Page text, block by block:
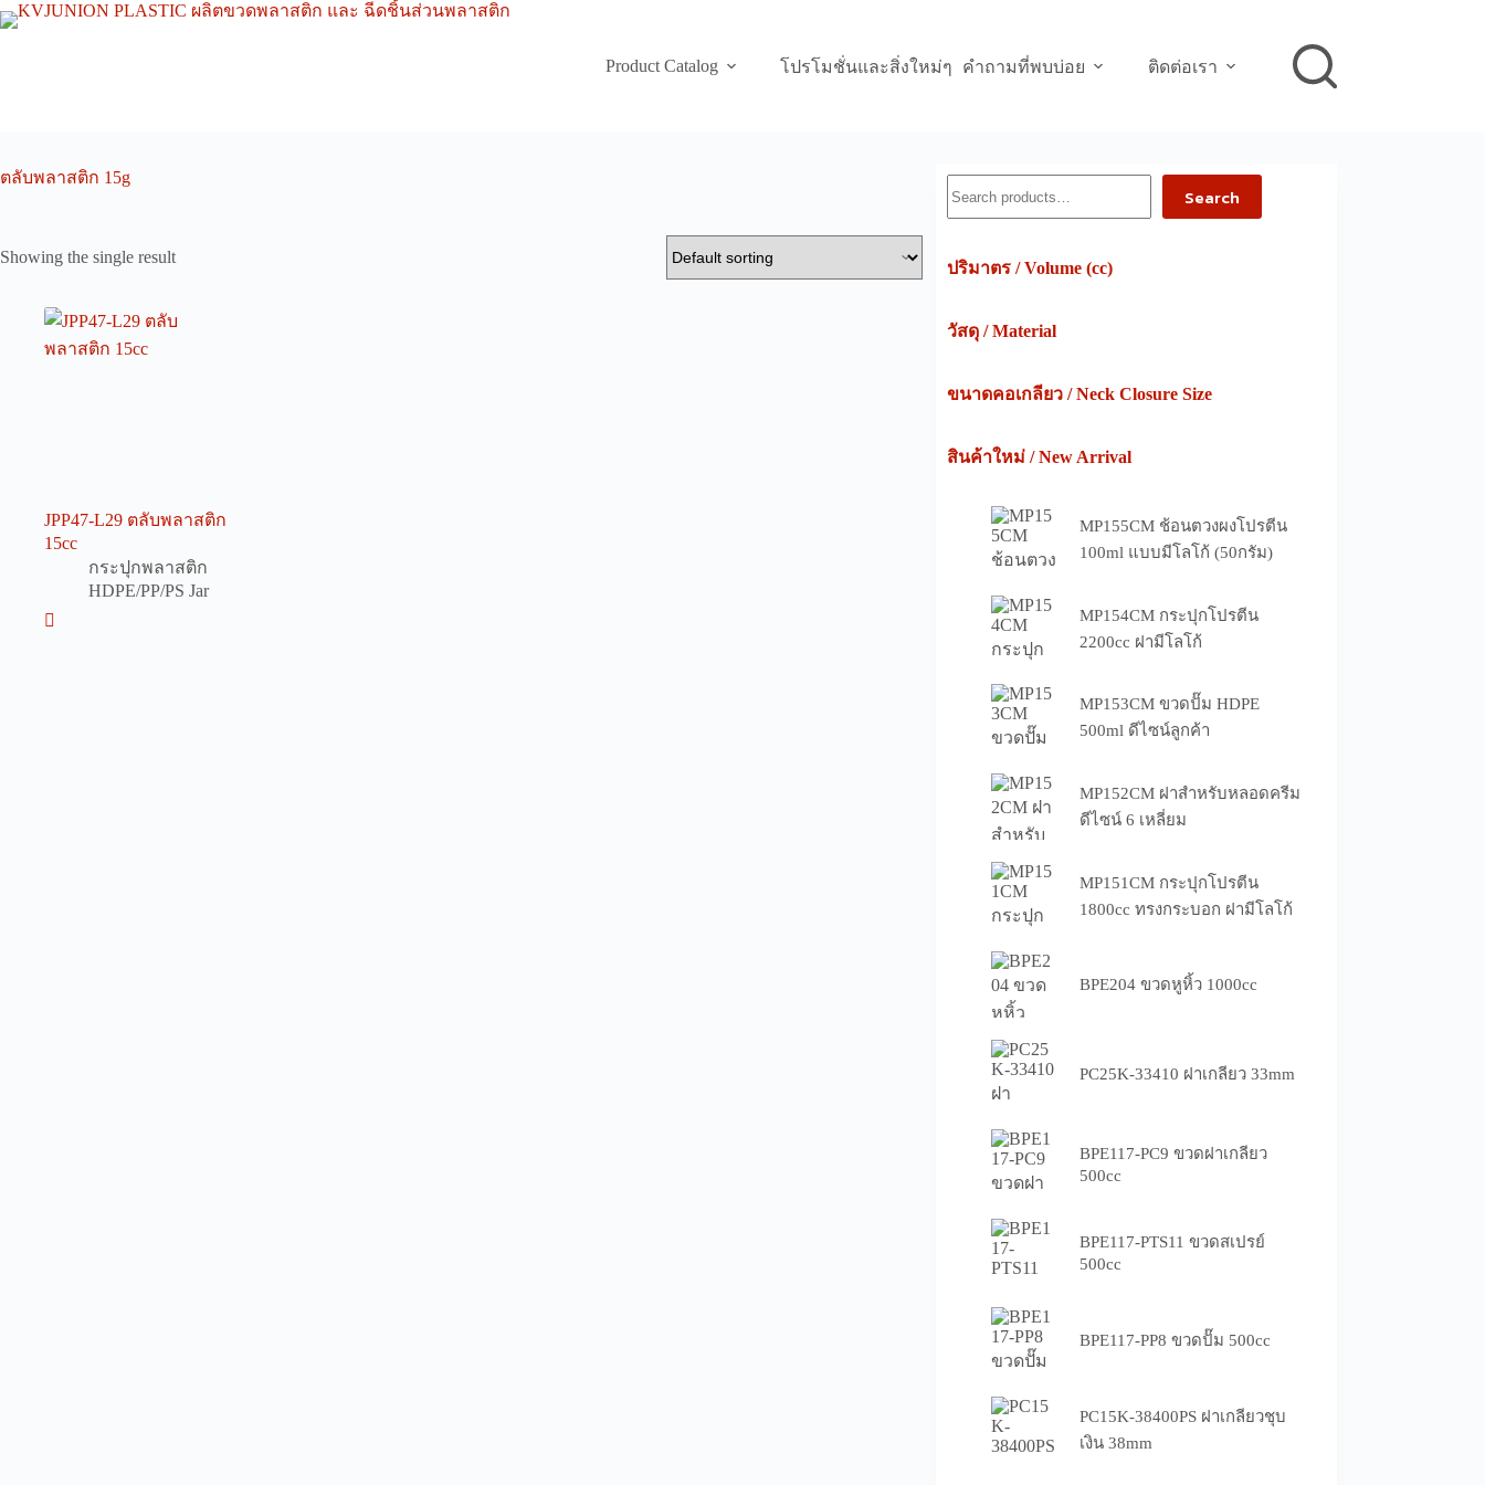
Skip
to
Product Catalog
โปรโมชั่นและสิ่งใหม่ๆ คำถามที่พบบ่อย ติดต่อเรา
ตลับพลาสติก 15g
Showing the single result
JPP47-L29 ตลับพลาสติก
15cc
กระปุกพลาสติก
HDPE/PP/PS Jar
Search
ปริมาตร / Volume (cc)
วัสดุ / Material
ขนาดคอเกลียว / Neck Closure Size
สินค้าใหม่ / New Arrival
MP155CM ช้อนตวงผงโปรตีน
100ml แบบมีโลโก้ (50กรัม)
MP154CM กระปุกโปรตีน
2200cc ฝามีโลโก้
MP153CM ขวดปั๊ม HDPE
500ml ดีไซน์ลูกค้า
MP152CM ฝาสำหรับหลอดครีม
ดีไซน์ 6 เหลี่ยม
MP151CM กระปุกโปรตีน
1800cc ทรงกระบอก ฝามีโลโก้
BPE204 ขวดหูหิ้ว 1000cc
PC25K-33410 ฝาเกลียว 33mm
BPE117-PC9 ขวดฝาเกลียว
500cc
BPE117-PTS11 ขวดสเปรย์
500cc
BPE117-PP8 ขวดปั๊ม 500cc
PC15K-38400PS ฝาเกลียวชุบ
เงิน 38mm